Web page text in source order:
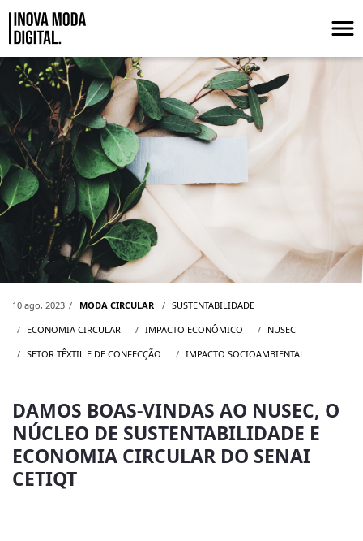
Pular para o Conteúdo principal
Damos boas-vindas ao NuSEC, o
10 ago, 2023 MODA CIRCULAR
SUSTENTABILIDADE
ECONOMIA CIRCULAR
IMPACTO ECONÔMICO
NUSEC
SETOR TÊXTIL E DE CONFECÇÃO
IMPACTO SOCIOAMBIENTAL
DAMOS BOAS-VINDAS AO NUSEC, O
NÚCLEO DE SUSTENTABILIDADE E
ECONOMIA CIRCULAR DO SENAI
CETIQT